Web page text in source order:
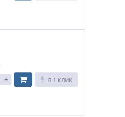
+ В 1 КЛИК